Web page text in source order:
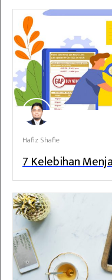
Hafiz Shafie
7 Kelebihan